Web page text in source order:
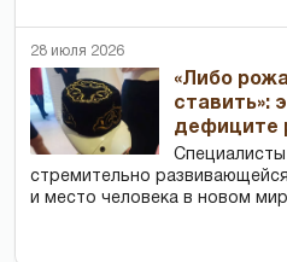
28 июля 2026
«Либо
ставить»:
дефиците
стремительно
и место человека в новом